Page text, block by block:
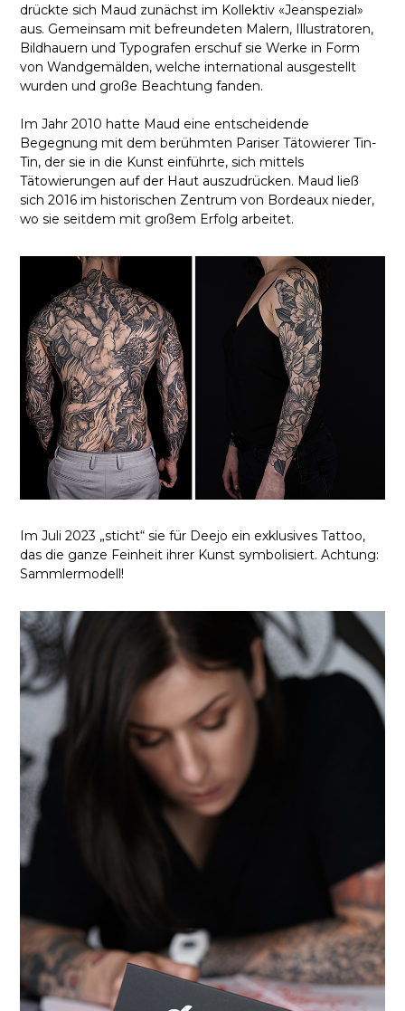
drückte sich Maud zunächst im Kollektiv «Jeanspezial»
aus. Gemeinsam mit befreundeten Malern, Illustratoren,
Bildhauern und Typografen erschuf sie Werke in Form
von Wandgemälden, welche international ausgestellt
wurden und große Beachtung fanden.
Im Jahr 2010 hatte Maud eine entscheidende
Begegnung mit dem berühmten Pariser Tätowierer Tin-
Tin, der sie in die Kunst einführte, sich mittels
Tätowierungen auf der Haut auszudrücken. Maud ließ
sich 2016 im historischen Zentrum von Bordeaux nieder,
wo sie seitdem mit großem Erfolg arbeitet.
Im Juli 2023 „sticht“ sie für Deejo ein exklusives Tattoo,
das die ganze Feinheit ihrer Kunst symbolisiert. Achtung:
Sammlermodell!